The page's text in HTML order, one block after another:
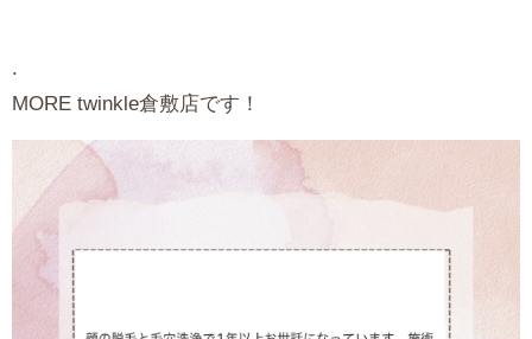
.
MORE twinkle倉敷店です！